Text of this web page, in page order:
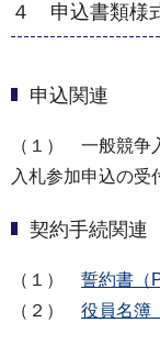
４ 申込書類様
申込関連
（１） 一般競争
入札参加申込の受
契約手続関連
（１） 誓約書（
（２） 役員名簿